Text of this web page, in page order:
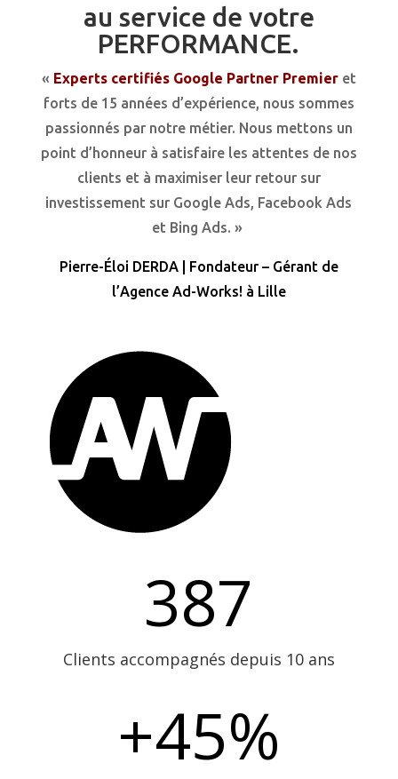
au service de votre
PERFORMANCE.
« Experts certifiés Google Partner Premier et
forts de 15 années d’expérience, nous sommes
passionnés par notre métier. Nous mettons un
point d’honneur à satisfaire les attentes de nos
clients et à maximiser leur retour sur
investissement sur Google Ads, Facebook Ads
et Bing Ads. »
Pierre-Éloi DERDA | Fondateur – Gérant de
l’Agence Ad-Works! à Lille
387
Clients accompagnés depuis 10 ans
+45%